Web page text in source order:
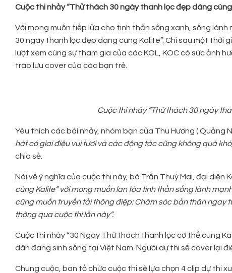
Cuộc thi nhảy “Thử thách 30 ngày thanh lọc đẹp dáng
Với mong muốn tiếp lửa cho tinh thần sống xanh, sống
30 ngày thanh lọc đẹp dáng cùng Kalite”. Chỉ sau một thời
lượt xem cùng sự tham gia của các KOL, KOC có sức ảnh
trào lưu cover của các bạn trẻ.
Cuộc thi nhảy “Thử thách 30 ngày
Yêu thích các bài nhảy, nhóm bạn của Thu Hương ( Quảng
hát có giai điệu vui tươi và các động tác cũng không quá
chia sẻ.
Nói về ý nghĩa của cuộc thi này, bà Trần Thuỳ Mai, đại diện
cùng Kalite” với mong muốn lan tỏa tinh thần sống lành
cũng muốn truyền tải thông điệp: Chăm sóc bản thân ngay
thông qua cuộc thi lần này”.
Cuộc thi nhảy “30 Ngày Thử thách thanh lọc cơ thể cùng
dân đang sinh sống tại Việt Nam. Người dự thi sẽ cover lại
Chung cuộc, ban tổ chức cuộc thi sẽ lựa chọn 4 clip dự thi